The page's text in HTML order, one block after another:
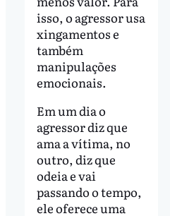
isso, o agressor usa
xingamentos e
também
manipulações
emocionais.
Em um dia o
agressor diz que
ama a vítima, no
outro, diz que
odeia e vai
passando o tempo,
ele oferece uma